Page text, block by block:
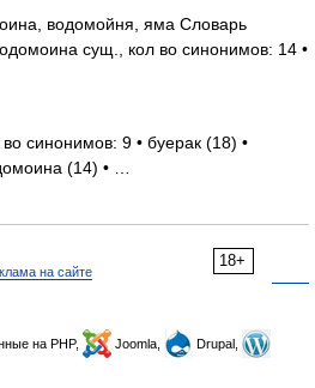
водомойня, яма Словарь
сущ., кол во синонимов: 14 •
синонимов: 9 • буерак (18) •
(14) • …
18+
на сайте
на PHP, Joomla,
Drupal,